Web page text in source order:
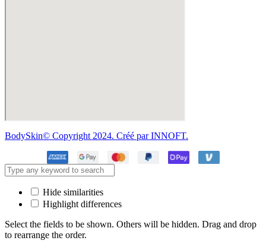
BodySkin© Copyright 2024. Créé par INNOFT.
Hide similarities
Highlight differences
Select the fields to be shown. Others will be hidden. Drag and drop
to rearrange the order.